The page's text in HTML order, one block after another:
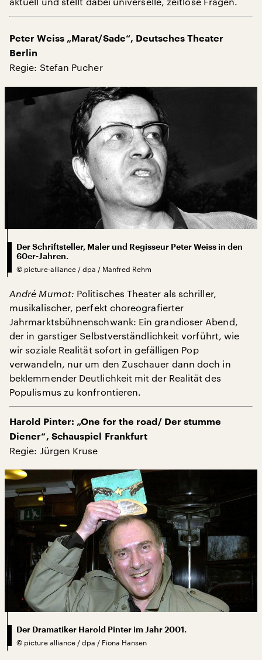
Peter Weiss „Marat/Sade“, Deutsches Theater
Berlin
Regie: Stefan Pucher
Der Schriftsteller, Maler und Regisseur Peter Weiss in den
60er-Jahren.
© picture-alliance / dpa / Manfred Rehm
André Mumot: Politisches Theater als schriller,
musikalischer, perfekt choreografierter
Jahrmarktsbühnenschwank: Ein grandioser Abend,
der in garstiger Selbstverständlichkeit vorführt, wie
wir soziale Realität sofort in gefälligen Pop
verwandeln, nur um den Zuschauer dann doch in
beklemmender Deutlichkeit mit der Realität des
Populismus zu konfrontieren.
Harold Pinter: „One for the road/ Der stumme
Diener“, Schauspiel Frankfurt
Regie: Jürgen Kruse
Der Dramatiker Harold Pinter im Jahr 2001.
© picture alliance / dpa / Fiona Hansen